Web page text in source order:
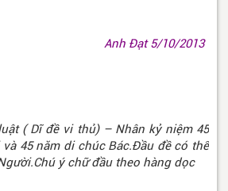
5/10/2013
( Dĩ đề vi thủ) – Nhân kỷ niệm 45
45 năm di chúc Bác.Đầu đề có thể
ý chữ đầu theo hàng dọc